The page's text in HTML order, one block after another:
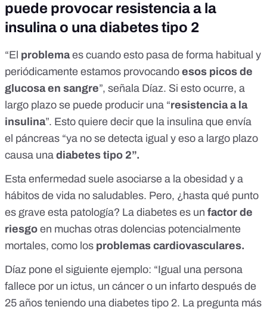
puede provocar resistencia a la
insulina o una diabetes tipo 2
“El problemaes cuando esto pasa de forma habitual y
periódicamente estamos provocando esos picos de
glucosa en sangre”, señala Díaz. Si esto ocurre, a
largo plazo se puede producir una “resistencia a la
insulina”. Esto quiere decir que la insulina que envía
el páncreas “ya no se detecta igual y eso a largo plazo
causa una diabetes tipo 2”.
Esta enfermedad suele asociarse a la obesidad y a
hábitos de vida no saludables. Pero, ¿hasta qué punto
es grave esta patología? La diabetes es un factor de
riesgo en muchas otras dolencias potencialmente
mortales, como los problemas cardiovasculares.
Díaz pone el siguiente ejemplo: “Igual una persona
fallece por un ictus, un cáncer o un infarto después de
25 años teniendo una diabetes tipo 2. La pregunta más